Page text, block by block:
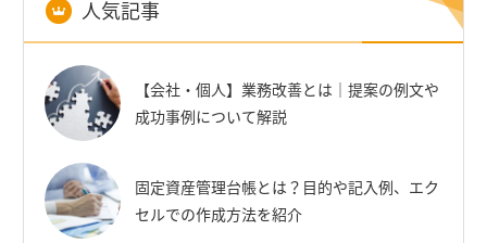
人気記事
【会社・個人】業務改善とは｜提案の例文や
成功事例について解説
固定資産管理台帳とは？目的や記入例、エク
セルでの作成方法を紹介